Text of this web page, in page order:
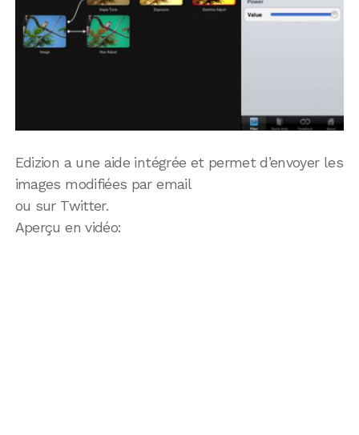
Edizion a une aide intégrée et permet d’envoyer les
images modifiées par email
ou sur Twitter.
Aperçu en vidéo: